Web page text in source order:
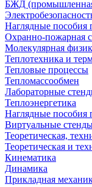
БЖД (промышленная
Наглядные
Охранно-пожарная
Молекулярная
Теплотехника и
Тепловые процессы
Тепломассообмен
Лабораторные
Теплоэнергетика
Наглядные пособия
Виртуальные
Теоретическая,
Теоретическая и
Кинематика
Динамика
Прикладная